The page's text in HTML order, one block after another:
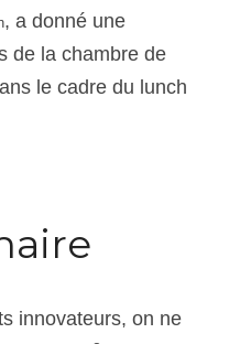
, a donné une
de la chambre de
le cadre du lunch
innovateurs, on ne